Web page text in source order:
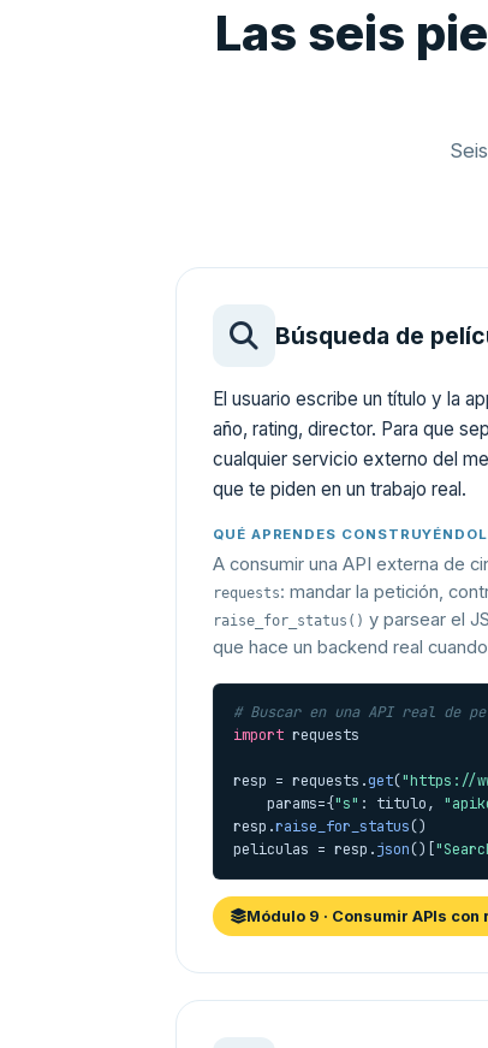
Las seis
Búsqueda de
El usuario escribe un título y la
año, rating, director. Para que
cualquier servicio externo del
que te piden en un trabajo real.
QUÉ APRENDES
A consumir una API externa de
requests: mandar la petición,
raise_for_status() y parsear el
que hace un backend real
# Buscar en una API real de
import requests
resp = requests. get("https://
    params={
"s" : titulo,
resp. raise_for_status()
peliculas = resp. json()[
Módulo 9 · Consumir APIs con